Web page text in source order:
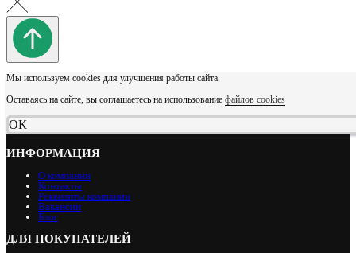
Мы используем cookies для улучшения работы сайта.
Оставаясь на сайте, вы соглашаетесь на использование файлов cookies
ОК
ИНФОРМАЦИЯ
О компании
Контакты
Реквизиты компании
Вакансии
Блог
ДЛЯ ПОКУПАТЕЛЕЙ